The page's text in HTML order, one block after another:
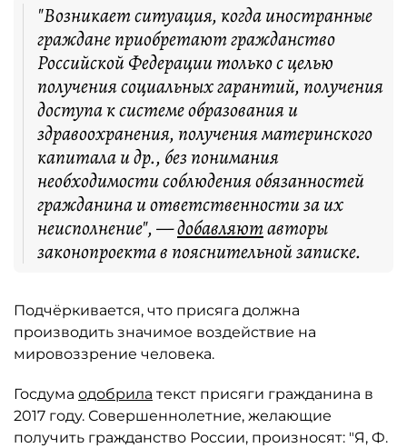
"Возникает ситуация, когда иностранные
граждане приобретают гражданство
Российской Федерации только с целью
получения социальных гарантий, получения
доступа к системе образования и
здравоохранения, получения материнского
капитала и др., без понимания
необходимости соблюдения обязанностей
гражданина и ответственности за их
неисполнение", —добавляютавторы
законопроекта в пояснительной записке.
Подчёркивается, что присяга должна
производить значимое воздействие на
мировоззрение человека.
Госдума одобрила текст присяги гражданина в
2017 году. Совершеннолетние, желающие
получить гражданство России, произносят: "Я, Ф.